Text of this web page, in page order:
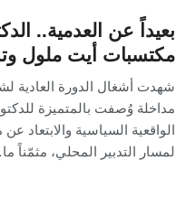
بعيداً عن العدمية..
مكتسبات أيت ملول
شهدت أشغال الدورة العادية
مداخلة وُصفت بالمتميزة
الواقعية السياسية والابتعاد
لمسار التدبير المحلي، مثمّناً